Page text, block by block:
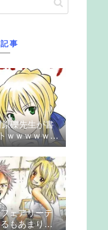
事
礫先生が書
ｗｗｗｗｗｗ
ェアリーテ
もあまりの